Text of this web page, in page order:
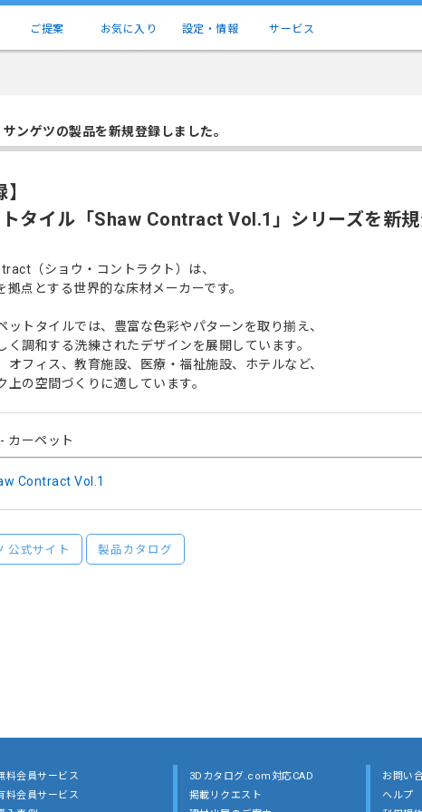
ご提案 お気に入り 設定・情報 サービス
ンゲツの製品を新規登録しました。
タイル「Shaw Contract Vol.1」シリーズを新規
（ショウ・コントラクト）は、
拠点とする世界的な床材メーカーです。
ットタイルでは、豊富な色彩やパターンを取り揃え、
く調和する洗練されたデザインを展開しています。
オフィス、教育施設、医療・福祉施設、ホテルなど、
上の空間づくりに適しています。
カーペット
Contract Vol.1
公式サイト 製品カタログ
料会員サービス
料会員サービス
3Dカタログ.com対応CAD
掲載リクエスト
お問い
ヘルプ